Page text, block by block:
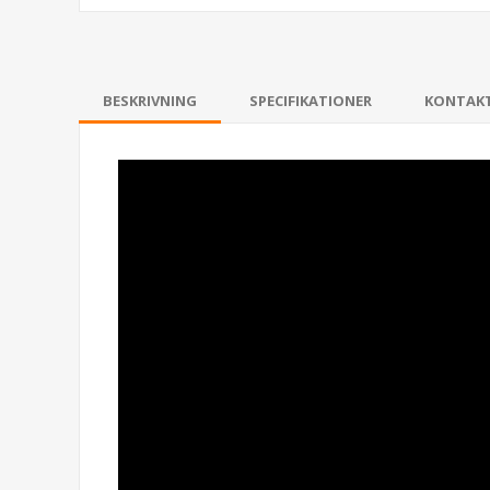
BESKRIVNING SPECIFIKATIONER